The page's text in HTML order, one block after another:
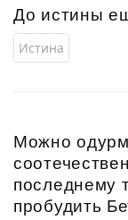
До истины
Истина
Можно
последнему
пробудить